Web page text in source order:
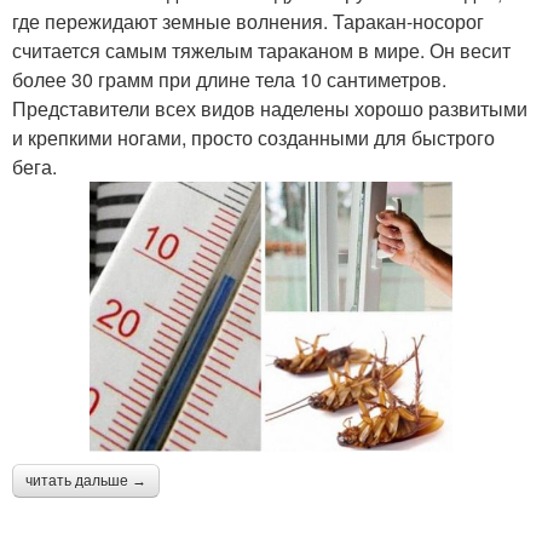
где пережидают земные волнения. Таракан-носорог
считается самым тяжелым тараканом в мире. Он весит
более 30 грамм при длине тела 10 сантиметров.
Представители всех видов наделены хорошо развитыми
и крепкими ногами, просто созданными для быстрого
бега.
читать дальше →